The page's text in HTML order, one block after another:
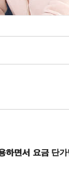
하면서 요금 단가